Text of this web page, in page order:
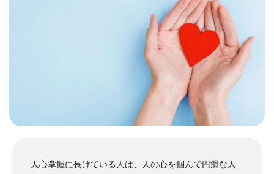
人心掌握に長けている人は、人の心を掴んで円滑な人